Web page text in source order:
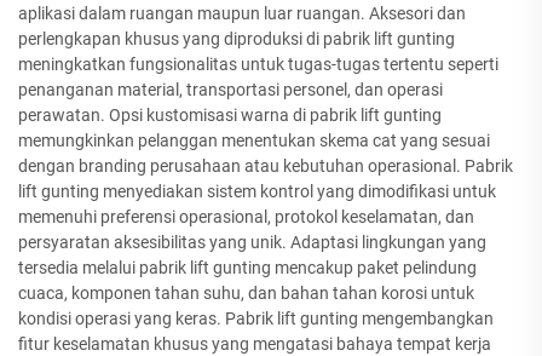
aplikasi dalam ruangan maupun luar ruangan. Aksesori dan
perlengkapan khusus yang diproduksi di pabrik lift gunting
meningkatkan fungsionalitas untuk tugas-tugas tertentu seperti
penanganan material, transportasi personel, dan operasi
perawatan. Opsi kustomisasi warna di pabrik lift gunting
memungkinkan pelanggan menentukan skema cat yang sesuai
dengan branding perusahaan atau kebutuhan operasional. Pabrik
lift gunting menyediakan sistem kontrol yang dimodifikasi untuk
memenuhi preferensi operasional, protokol keselamatan, dan
persyaratan aksesibilitas yang unik. Adaptasi lingkungan yang
tersedia melalui pabrik lift gunting mencakup paket pelindung
cuaca, komponen tahan suhu, dan bahan tahan korosi untuk
kondisi operasi yang keras. Pabrik lift gunting mengembangkan
fitur keselamatan khusus yang mengatasi bahaya tempat kerja